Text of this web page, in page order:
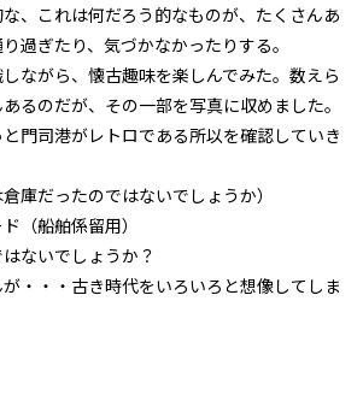
、これは何だろう的なものが、たくさんあ
過ぎたり、気づかなかったりする。
ながら、懐古趣味を楽しんでみた。数えら
るのだが、その一部を写真に収めました。
門司港がレトロである所以を確認していき
庫だったのではないでしょうか）
（船舶係留用）
ないでしょうか？
・・・古き時代をいろいろと想像してしま